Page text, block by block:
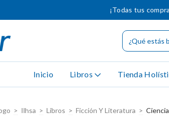
¡Todas tus
Inicio Libros Tienda
> Ilhsa > Libros > Ficción Y Literatura >